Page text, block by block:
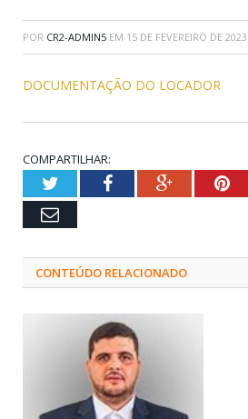
POR CR2-ADMIN5 EM 15 DE FEVEREIRO DE 2023
DOCUMENTAÇÃO DO LOCADOR
COMPARTILHAR:
TwitterFacebookGoogle+
Email
CONTEÚDO RELACIONADO